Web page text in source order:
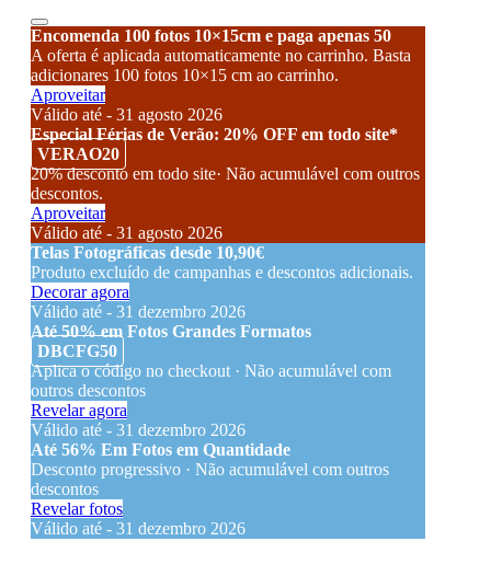
Encomenda 100 fotos 10×15cm e paga apenas 50
A oferta é aplicada automaticamente no carrinho. Basta
adicionares 100 fotos 10×15 cm ao carrinho.
Aproveitar
Válido até - 31 agosto 2026
Especial Férias de Verão: 20% OFF em todo site*
VERAO20
20% desconto em todo site· Não acumulável com outros
descontos.
Aproveitar
Válido até - 31 agosto 2026
Telas Fotográficas desde 10,90€
Produto excluído de campanhas e descontos adicionais.
Decorar agora
Válido até - 31 dezembro 2026
Até 50% em Fotos Grandes Formatos
DBCFG50
Aplica o código no checkout · Não acumulável com
outros descontos
Revelar agora
Válido até - 31 dezembro 2026
Até 56% Em Fotos em Quantidade
Desconto progressivo · Não acumulável com outros
descontos
Revelar fotos
Válido até - 31 dezembro 2026